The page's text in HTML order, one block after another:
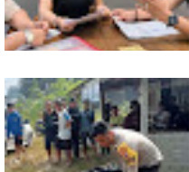
Diduga Jadi Korban
Penyebaran Foto Pribadi
dan Dicemarkan di TikTok,
AF Lapor ke Polda Sumut